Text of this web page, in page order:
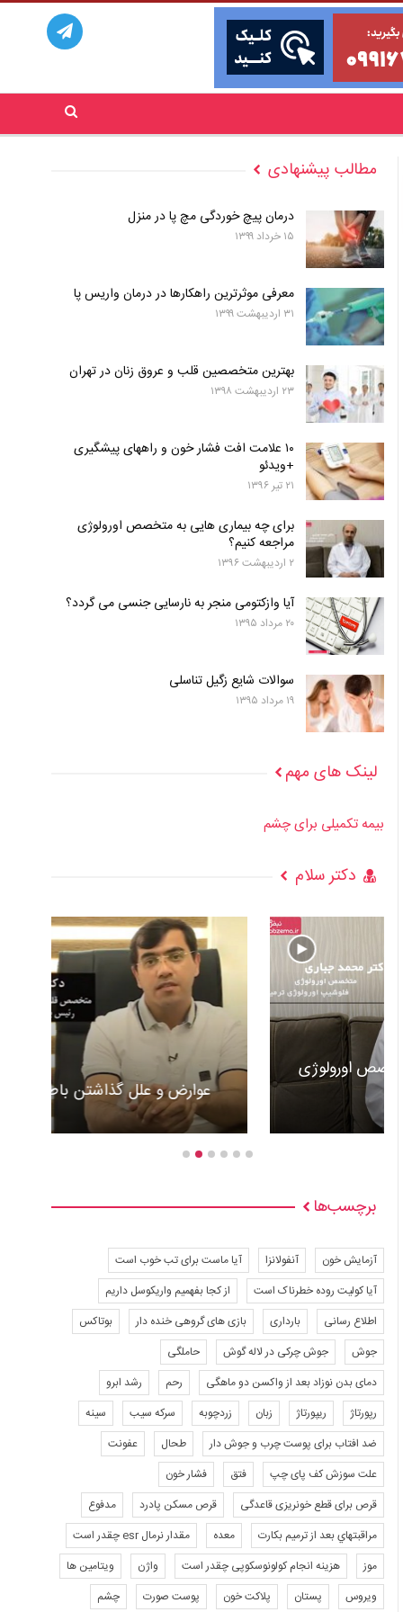
مطالب پیشنهادی
درمان پیچ خوردگی مچ پا در منزل
۱۵ خرداد ۱۳۹۹
معرفی موثرترین راهکارها در درمان واریس پا
۳۱ اردیبهشت ۱۳۹۹
بهترین متخصصین قلب و عروق زنان در تهران
۲۳ اردیبهشت ۱۳۹۸
۱۰ علامت افت فشار خون و راههای پیشگیری
+ویدئو
۲۱ تیر ۱۳۹۶
برای چه بیماری هایی به متخصص اورولوژی
مراجعه کنیم؟
۲ اردیبهشت ۱۳۹۶
آیا وازکتومی منجر به نارسایی جنسی می گردد؟
۲۰ مرداد ۱۳۹۵
سوالات شایع زگیل تناسلی
۱۹ مرداد ۱۳۹۵
لینک های مهم
بیمه تکمیلی برای چشم
دکتر سلام
عوارض و علل گذاشتن باطری قلب +ویدئو
برچسب‌ها
آزمایش خون آنفولانزا
آیا ماست برای تب خوب است
آیا کولیت روده خطرناک است
از کجا بفهمیم واریکوسل داریم
اطلاع رسانی
بارداری بازی های گروهی خنده دار
بوتاکس
جوش
جوش چرکی در لاله گوش
حاملگی
دمای بدن نوزاد بعد از واکسن دو ماهگی
رحم
رشد ابرو
رپورتاژ
ریپورتاژ زبان زردچوبه سرکه سیب
سینه
ضد افتاب برای پوست چرب و جوش دار
طحال
عفونت
علت سوزش کف پای چپ
فتق
فشار خون
قرص برای قطع خونریزی قاعدگی
قرص مسکن پادرد
مدفوع
مراقبتهاي بعد از ترميم بكارت
معده
مقدار نرمال esr چقدر است
موز
هزینه انجام کولونوسکوپی چقدر است واژن
ویتامین ها
ویروس
پستان پلاکت خون پوست صورت
چشم